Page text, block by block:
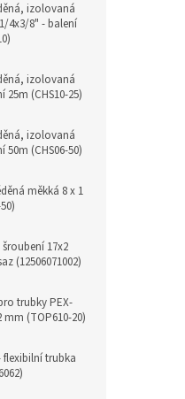
izolovaná
4x3/8" - balení
izolovaná
25m (CHS10-25)
izolovaná
50m (CHS06-50)
měkká 8 x 1
šroubení 17x2
(12506071002)
trubky PEX-
mm (TOP610-20)
flexibilní trubka